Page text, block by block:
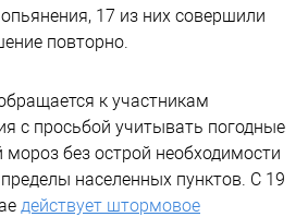
17 из них совершили
повторно.
к участникам
с просьбой учитывать погодные
без острой необходимости
населенных пунктов. С 19
действует штормовое